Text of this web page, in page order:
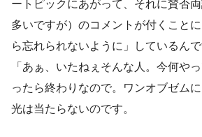
ートピックにあがって、それに賛否
多いですが）のコメントが付くこと
ら忘れられないように」しているんで
「あぁ、いたねぇそんな人。今何や
ったら終わりなので。ワンオブゼム
光は当たらないのです。